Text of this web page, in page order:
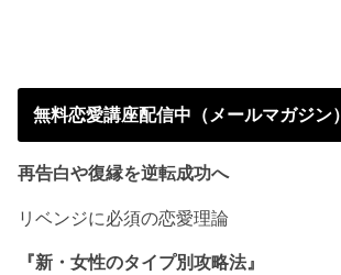
無料恋愛講座配信中（メールマガジン）
再告白や復縁を逆転成功へ
リベンジに必須の恋愛理論
『新・女性のタイプ別攻略法』